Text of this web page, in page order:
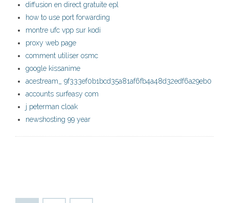
diffusion en direct gratuite epl
how to use port forwarding
montre ufc vpp sur kodi
proxy web page
comment utiliser osmc
google kissanime
acestream_ 9f333ef0b1bcd35a81af6fb4a48d32edf6a29eb0
accounts surfeasy com
j peterman cloak
newshosting 99 year